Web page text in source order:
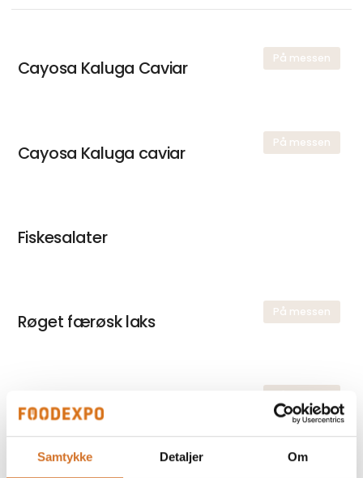
Samtykke Detaljer Om
På messen
Cayosa Kaluga Caviar
På messen
Cayosa Kaluga caviar
Fiskesalater
På messen
Røget færøsk laks
Fiskefars, glutenfri